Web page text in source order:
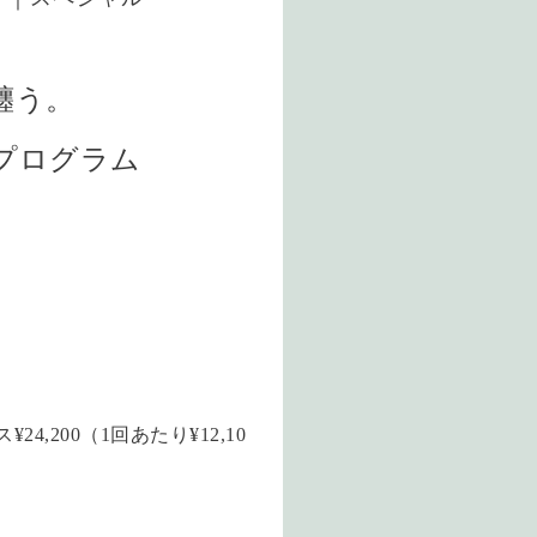
。
ログラム
¥24,200（1回あたり¥12,10